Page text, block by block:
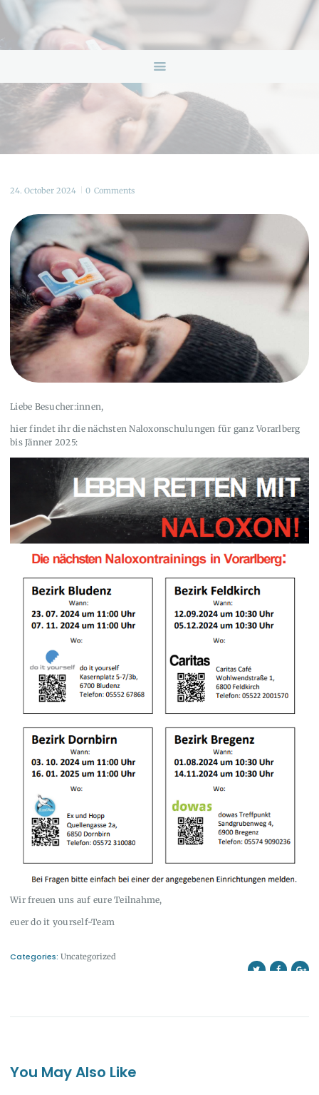
ANGEBOTE
INFOS & LINKS
NEWS
KONTAKTDATEN
24. October 2024 0 Comments
Liebe Besucher:innen,
hier findet ihr die nächsten Naloxonschulungen für ganz Vorarlberg
bis Jänner 2025:
Wir freuen uns auf eure Teilnahme,
euer do it yourself-Team
Categories: Uncategorized
You May Also Like